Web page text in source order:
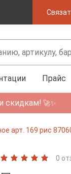
Прайс
скидкам! 🚀✨
арт. 169 рис
0